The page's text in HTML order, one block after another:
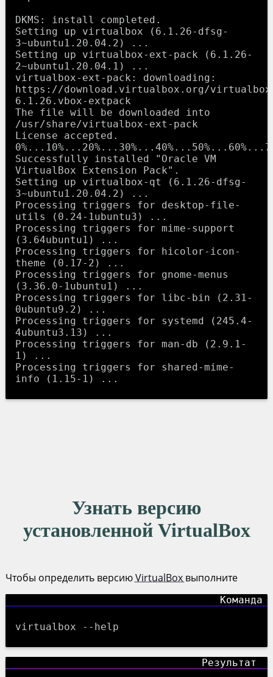
DKMS: install completed.
Setting up virtualbox (6.1.26-dfsg-
3~ubuntu1.20.04.2) ...
Setting up virtualbox-ext-pack (6.1.26-
2~ubuntu1.20.04.1) ...
virtualbox-ext-pack: downloading:
https://download.virtualbox.org/virtualbox/
6.1.26.vbox-extpack
The file will be downloaded into
/usr/share/virtualbox-ext-pack
License accepted.
Successfully installed "Oracle VM
VirtualBox Extension Pack".
Setting up virtualbox-qt (6.1.26-dfsg-
3~ubuntu1.20.04.2) ...
Processing triggers for desktop-file-
utils (0.24-1ubuntu3) ...
Processing triggers for mime-support
(3.64ubuntu1) ...
Processing triggers for hicolor-icon-
theme (0.17-2) ...
Processing triggers for gnome-menus
(3.36.0-1ubuntu1) ...
Processing triggers for libc-bin (2.31-
0ubuntu9.2) ...
Processing triggers for systemd (245.4-
4ubuntu3.13) ...
Processing triggers for man-db (2.9.1-
1) ...
Processing triggers for shared-mime-
Узнать версию
установленной VirtualBox
Чтобы определить версиюVirtualBox выполните
virtualbox --help